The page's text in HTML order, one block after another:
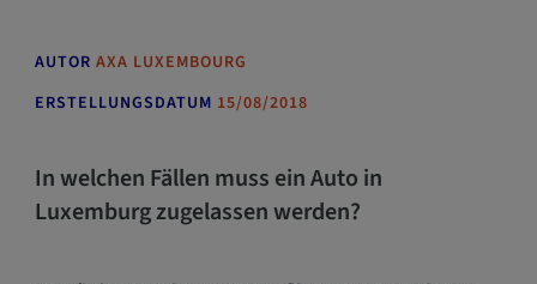
AUTOR AXA LUXEMBOURG
ERSTELLUNGSDATUM 15/08/2018
In welchen Fällen muss ein Auto in
Luxemburg zugelassen werden?